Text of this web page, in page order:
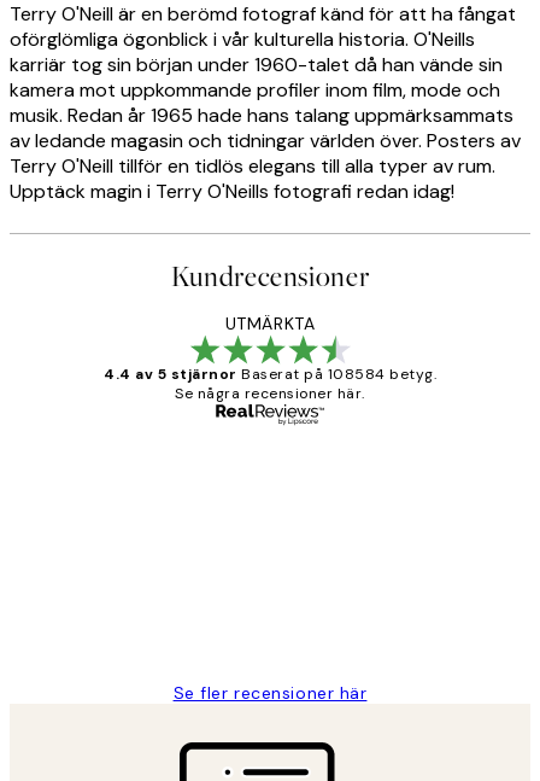
Terry O'Neill är en berömd fotograf känd för att ha fångat
oförglömliga ögonblick i vår kulturella historia. O'Neills
karriär tog sin början under 1960-talet då han vände sin
kamera mot uppkommande profiler inom film, mode och
musik. Redan år 1965 hade hans talang uppmärksammats
av ledande magasin och tidningar världen över. Posters av
Terry O'Neill tillför en tidlös elegans till alla typer av rum.
Upptäck magin i Terry O'Neills fotografi redan idag!
Kundrecensioner
UTMÄRKTA
4.4 av 5 stjärnor Baserat på 108584 betyg.
Se några recensioner här.
Se fler recensioner här